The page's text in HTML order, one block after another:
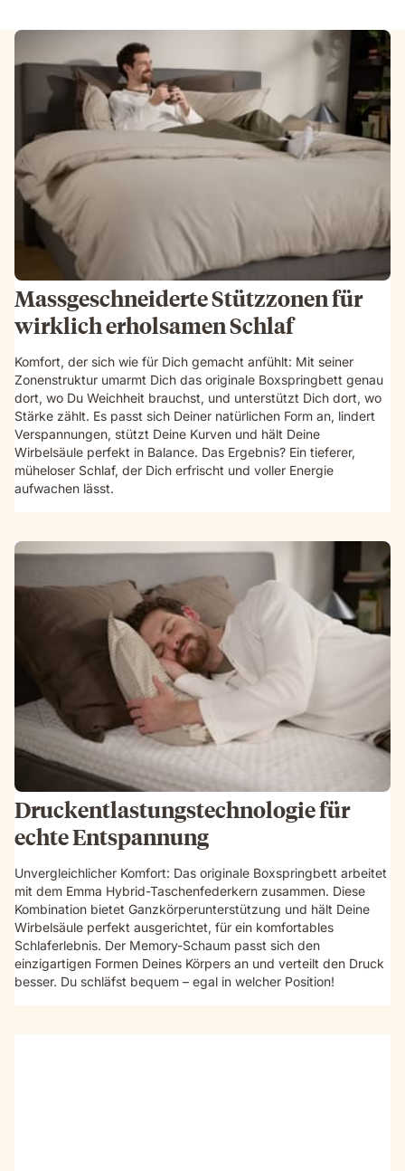
Massgeschneiderte Stützzonen für
wirklich erholsamen Schlaf
Komfort, der sich wie für Dich gemacht anfühlt: Mit seiner
Zonenstruktur umarmt Dich das originale Boxspringbett genau
dort, wo Du Weichheit brauchst, und unterstützt Dich dort, wo
Stärke zählt. Es passt sich Deiner natürlichen Form an, lindert
Verspannungen, stützt Deine Kurven und hält Deine
Wirbelsäule perfekt in Balance. Das Ergebnis? Ein tieferer,
müheloser Schlaf, der Dich erfrischt und voller Energie
aufwachen lässt.
Druckentlastungstechnologie für
echte Entspannung
Unvergleichlicher Komfort: Das originale Boxspringbett arbeitet
mit dem Emma Hybrid-Taschenfederkern zusammen. Diese
Kombination bietet Ganzkörperunterstützung und hält Deine
Wirbelsäule perfekt ausgerichtet, für ein komfortables
Schlaferlebnis. Der Memory-Schaum passt sich den
einzigartigen Formen Deines Körpers an und verteilt den Druck
besser. Du schläfst bequem – egal in welcher Position!